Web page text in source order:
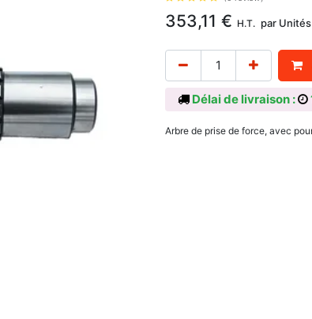
353,11 € H.T. par Unités
Délai de livraison :
Arbre de prise de force, avec